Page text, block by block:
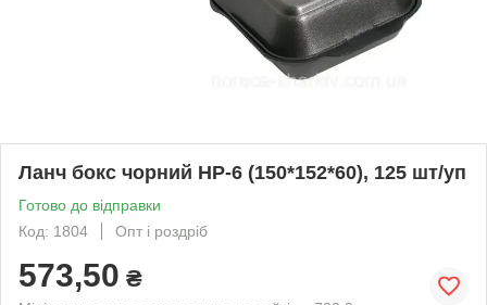
Ланч бокс чорний НР-6 (150*152*60), 125 шт/уп
Готово до відправки
Код: 1804
Опт і роздріб
573,50 ₴